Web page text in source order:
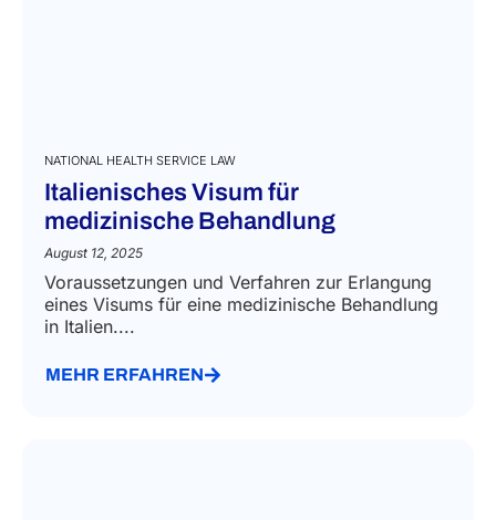
NATIONAL HEALTH SERVICE LAW
Italienisches Visum für
medizinische Behandlung
August 12, 2025
Voraussetzungen und Verfahren zur Erlangung
eines Visums für eine medizinische Behandlung
in Italien....
MEHR ERFAHREN